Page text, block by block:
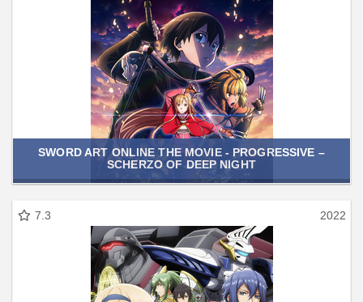
SWORD ART ONLINE THE MOVIE - PROGRESSIVE –
SCHERZO OF DEEP NIGHT
7.3 2022